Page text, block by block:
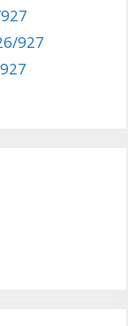
927